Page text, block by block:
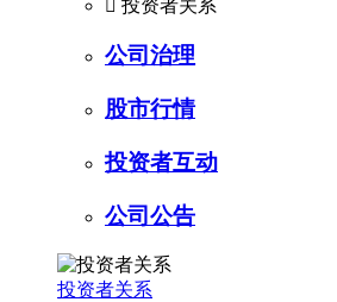
 投资者关系
公司治理
股市行情
投资者互动
公司公告
投资者关系